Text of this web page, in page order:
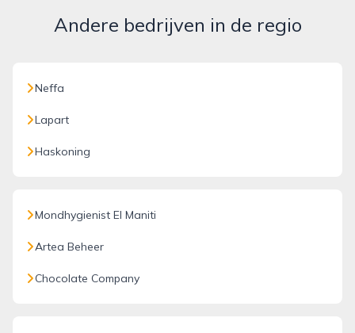
Andere bedrijven in de regio
Neffa
Lapart
Haskoning
Mondhygienist El Maniti
Artea Beheer
Chocolate Company